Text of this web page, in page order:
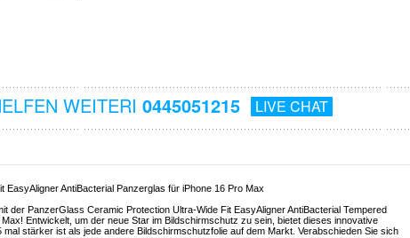
WEITERI 0445051215 LIVE CHAT
AntiBacterial Panzerglas für iPhone 16 Pro Max
der PanzerGlass Ceramic Protection Ultra-Wide Fit EasyAligner AntiBacterial Tempered
Entwickelt, um der neue Star im Bildschirmschutz zu sein, bietet dieses innovative
mal stärker ist als jede andere Bildschirmschutzfolie auf dem Markt. Verabschieden Sie sich